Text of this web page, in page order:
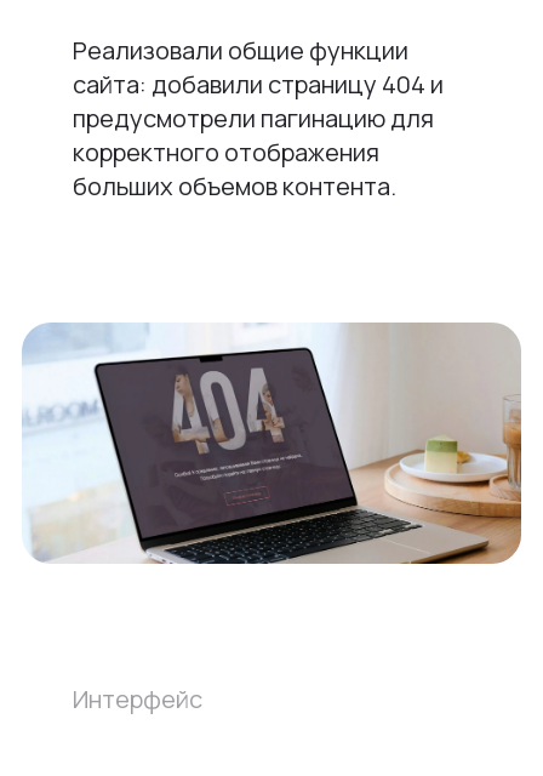
Реализовали общие функции
сайта: добавили страницу 404 и
предусмотрели пагинацию для
корректного отображения
больших объемов контента.
Интерфейс